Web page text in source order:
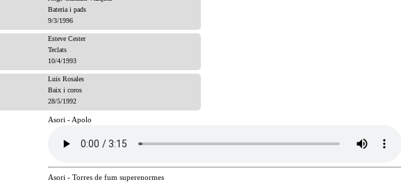
Bateria i pads
9/3/1996
Esteve Cester
Teclats
10/4/1993
Luis Rosales
Baix i coros
28/5/1992
Asori - Apolo
Asori - Torres de fum superenormes